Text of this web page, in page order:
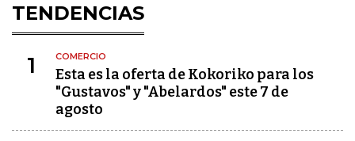
TENDENCIAS
1 COMERCIO
Esta es la oferta de Kokoriko para los
"Gustavos" y "Abelardos" este 7 de
agosto